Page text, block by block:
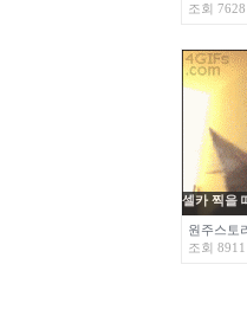
조회 7628
셀카 찍을
원주스토
조회 8911